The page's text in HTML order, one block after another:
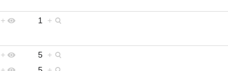
+ 1 +
+ 5 +